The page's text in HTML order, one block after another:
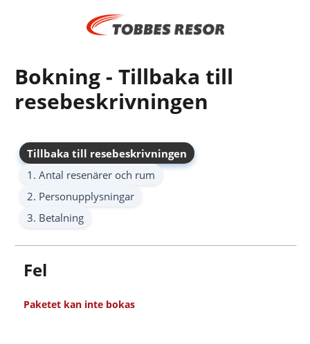
Bokning - Tillbaka till
resebeskrivningen
Tillbaka till resebeskrivningen
1. Antal resenärer och rum
2. Personupplysningar
3. Betalning
Fel
Paketet kan inte bokas